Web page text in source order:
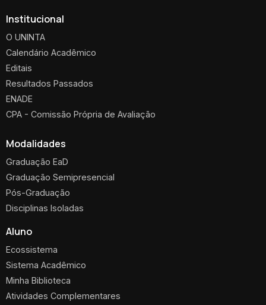
Institucional
O UNINTA
Calendário Acadêmico
Editais
Resultados Passados
ENADE
CPA - Comissão Própria de Avaliação
Modalidades
Graduação EaD
Graduação Semipresencial
Pós-Graduação
Disciplinas Isoladas
Aluno
Ecossistema
Sistema Acadêmico
Minha Biblioteca
Atividades Complementares